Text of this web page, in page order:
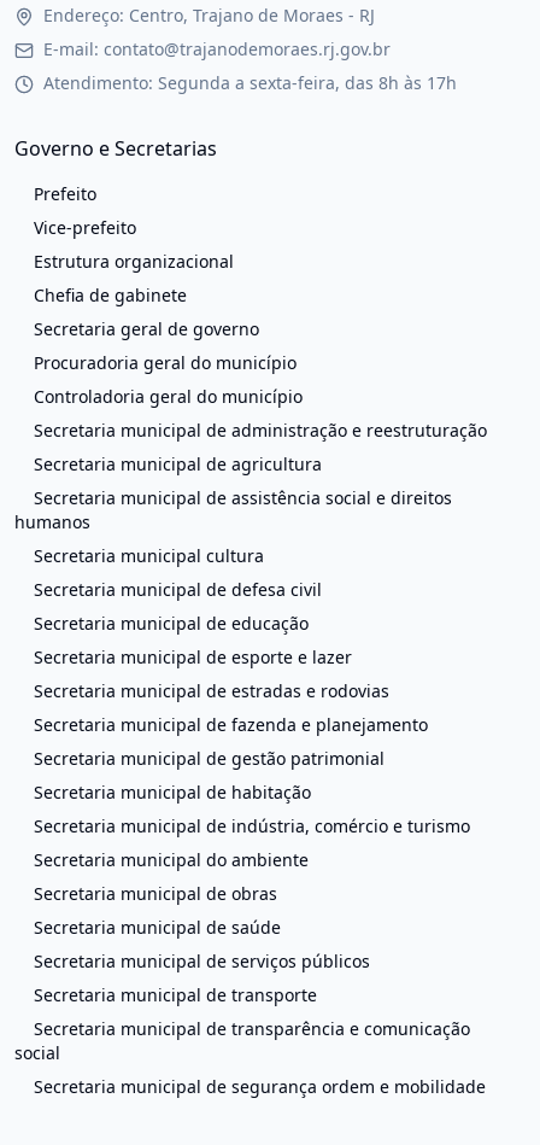
Endereço: Centro, Trajano de Moraes - RJ
E-mail: contato@trajanodemoraes.rj.gov.br
Atendimento: Segunda a sexta-feira, das 8h às 17h
Governo e Secretarias
Prefeito
Vice-prefeito
Estrutura organizacional
Chefia de gabinete
Secretaria geral de governo
Procuradoria geral do município
Controladoria geral do município
Secretaria municipal de administração e reestruturação
Secretaria municipal de agricultura
Secretaria municipal de assistência social e direitos
humanos
Secretaria municipal cultura
Secretaria municipal de defesa civil
Secretaria municipal de educação
Secretaria municipal de esporte e lazer
Secretaria municipal de estradas e rodovias
Secretaria municipal de fazenda e planejamento
Secretaria municipal de gestão patrimonial
Secretaria municipal de habitação
Secretaria municipal de indústria, comércio e turismo
Secretaria municipal do ambiente
Secretaria municipal de obras
Secretaria municipal de saúde
Secretaria municipal de serviços públicos
Secretaria municipal de transporte
Secretaria municipal de transparência e comunicação
social
Secretaria municipal de segurança ordem e mobilidade